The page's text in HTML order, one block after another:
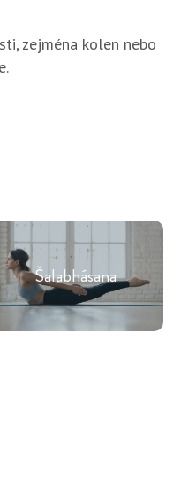
zejména kolen nebo
Šalabhásana